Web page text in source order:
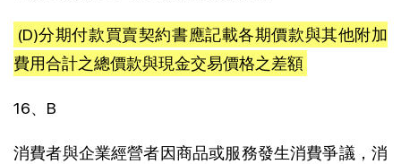
(D)分期付款買賣契約書應記載各期價款與其他附加
費用合計之總價款與現金交易價格之差額
16、B
消費者與企業經營者因商品或服務發生消費爭議，消